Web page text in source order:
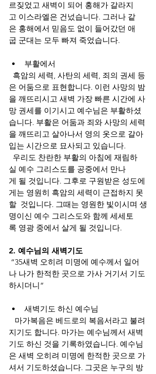
르짖었고 새벽이 되어 홍해가 갈라지
고 이스라엘은 건넜습니다. 그러나 같
은 홍해에서 믿음도 없이 들어갔던 애
굽 군대는 모두 빠져 죽었습니다.
부활에서
흑암의 세력, 사탄의 세력, 죄의 권세 등
은 어둠으로 표현합니다. 이런 사망의 밤
을 깨뜨리시고 새벽 가장 빠른 시간에 사
망 권세를 이기시고 예수님은 부활하셨
습니다. 부활은 어둠과 죄와 사망의 세력
을 깨뜨리고 살아나서 영의 옷으로 갈아
입는 시간으로 묘사되고 있습니다.
우리도 찬란한 부활의 아침에 재림하
실 예수 그리스도를 공중에서 만나
게 될 것입니다. 그후로 구원받은 성도에
게는 영원히 흑암의 세력이 근접하지 못
할  것입니다. 그때는 영원한 빛이시며 생
명이신 예수 그리스도와 함께 세세토
록 영광 중에서 살게 될 것입니다.
2. 예수님의 새벽기도
“35새벽 오히려 미명에 예수께서 일어
나 나가 한적한 곳으로 가사 거기서 기도
하시더니”
새벽기도 하신 예수님
마가복음은 베드로의 복음서라고 불려
지기도 합니다. 마가는 예수님께서 새벽
기도 하신 것을 기록하였습니다. 예수님
은 새벽 오히려 미명에 한적한 곳으로 가
셔서 기도하셨습니다. 그곳은 누구의 방